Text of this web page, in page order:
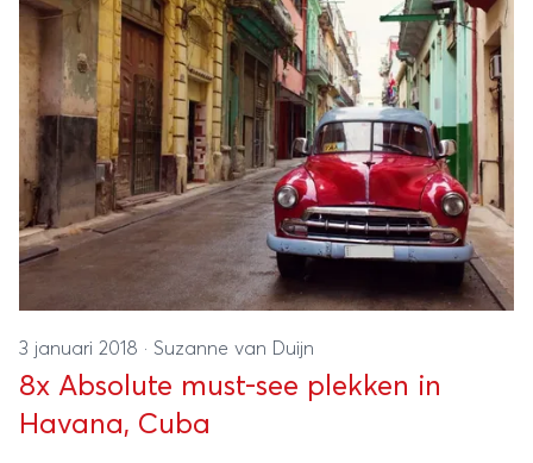
3 januari 2018 · Suzanne van Duijn
8x Absolute must-see plekken in
Havana, Cuba